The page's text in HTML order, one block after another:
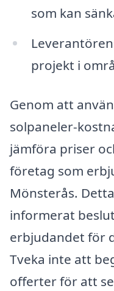
som kan
projekt i
Genom att
solpaneler-
jämföra priser
företag som
Mönsterås.
informerat
erbjudandet för
Tveka inte att
offerter för att